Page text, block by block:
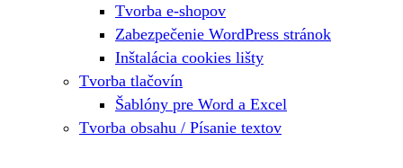
Tvorba e-shopov
Zabezpečenie WordPress stránok
Inštalácia cookies lišty
Tvorba tlačovín
Šablóny pre Word a Excel
Tvorba obsahu / Písanie textov